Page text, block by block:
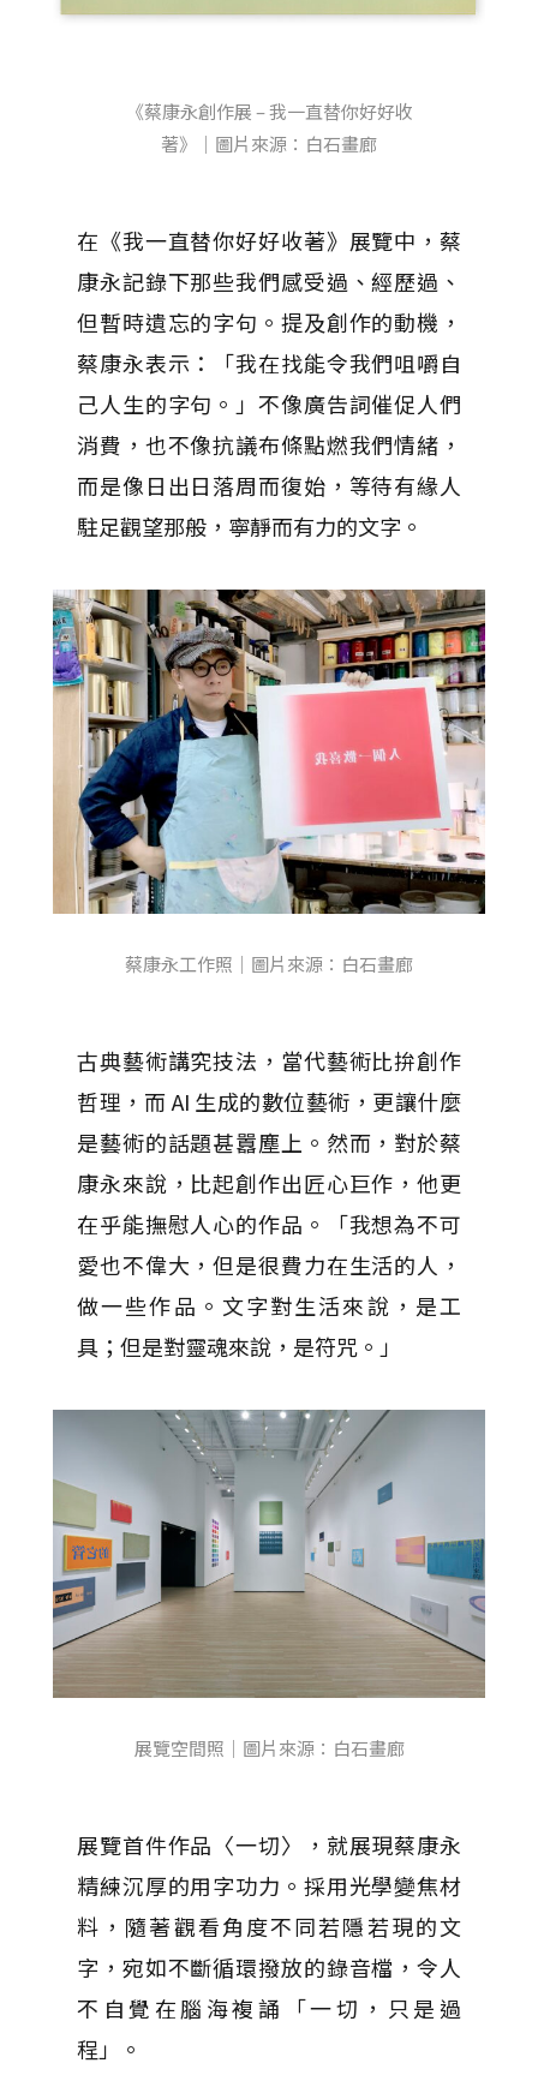
《蔡康永創作展 – 我一直替你好好收
著》｜圖片來源：白石畫廊
在《我一直替你好好收著》展覽中，蔡
康永記錄下那些我們感受過、經歷過、
但暫時遺忘的字句。提及創作的動機，
蔡康永表示：「我在找能令我們咀嚼自
己人生的字句。」不像廣告詞催促人們
消費，也不像抗議布條點燃我們情緒，
而是像日出日落周而復始，等待有緣人
駐足觀望那般，寧靜而有力的文字。
蔡康永工作照｜圖片來源：白石畫廊
古典藝術講究技法，當代藝術比拚創作
哲理，而 AI 生成的數位藝術，更讓什麼
是藝術的話題甚囂塵上。然而，對於蔡
康永來說，比起創作出匠心巨作，他更
在乎能撫慰人心的作品。「我想為不可
愛也不偉大，但是很費力在生活的人，
做一些作品。文字對生活來說，是工
具；但是對靈魂來說，是符咒。」
展覽空間照｜圖片來源：白石畫廊
展覽首件作品〈一切〉，就展現蔡康永
精練沉厚的用字功力。採用光學變焦材
料，隨著觀看角度不同若隱若現的文
字，宛如不斷循環撥放的錄音檔，令人
不自覺在腦海複誦「一切，只是過
程」。